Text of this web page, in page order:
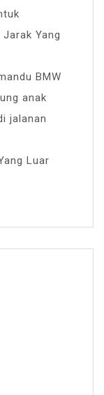
Yang
BMW
anak
jalanan
Luar